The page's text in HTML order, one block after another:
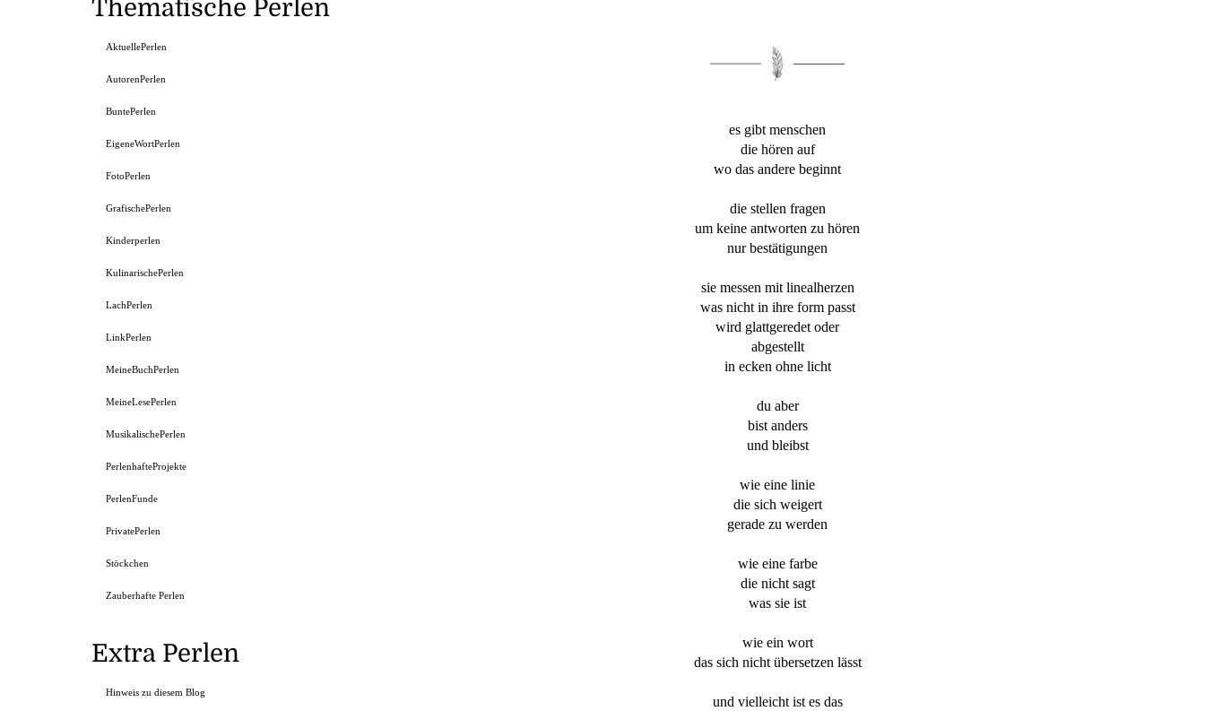
es gibt menschen
die hören auf
wo das andere beginnt
die stellen fragen
um keine antworten zu hören
nur bestätigungen
sie messen mit linealherzen
was nicht in ihre form passt
wird glattgeredet oder
abgestellt
in ecken ohne licht
du aber
bist anders
und bleibst
wie eine linie
die sich weigert
gerade zu werden
wie eine farbe
die nicht sagt
was sie ist
wie ein wort
das sich nicht übersetzen lässt
und vielleicht ist es das
Thematische Perlen
AktuellePerlen
AutorenPerlen
BuntePerlen
EigeneWortPerlen
FotoPerlen
GrafischePerlen
Kinderperlen
KulinarischePerlen
LachPerlen
LinkPerlen
MeineBuchPerlen
MeineLesePerlen
MusikalischePerlen
PerlenhafteProjekte
PerlenFunde
PrivatePerlen
Stöckchen
Zauberhafte Perlen
Extra Perlen
Hinweis zu diesem Blog